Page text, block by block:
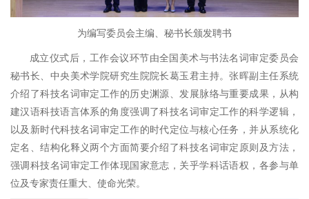
为编写委员会主编、秘书长颁发聘书
成立仪式后，工作会议环节由全国美术与书法名词审定委员会
秘书长、中央美术学院研究生院院长葛玉君主持。张晖副主任系统
介绍了科技名词审定工作的历史渊源、发展脉络与重要成果，从构
建汉语科技语言体系的角度强调了科技名词审定工作的科学逻辑，
以及新时代科技名词审定工作的时代定位与核心任务，并从系统化
定名、结构化释义两个方面简要介绍了科技名词审定原则及方法，
强调科技名词审定工作体现国家意志，关乎学科话语权，各参与单
位及专家责任重大、使命光荣。